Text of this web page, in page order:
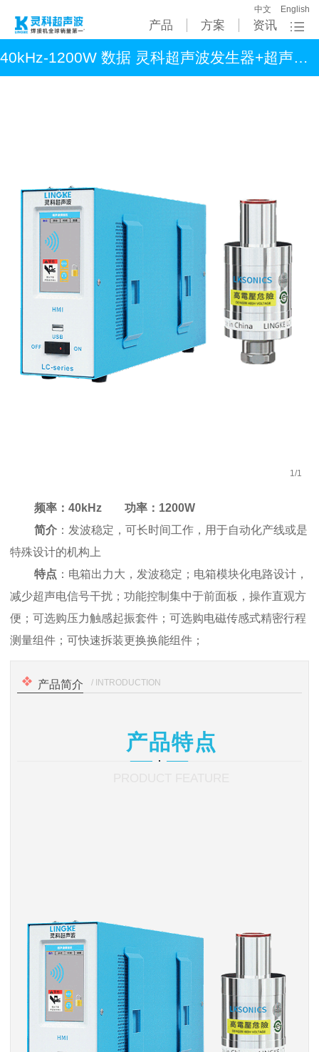
产品 方案 资讯
中文 English
1 /1
频率：40kHz 功率：1200W
简介：发波稳定，可长时间工作，用于自动化产线或是
特殊设计的机构上
特点 ：电箱出力大，发波稳定；电箱模块化电路设计，
减少超声电信号干扰；功能控制集中于前面板，操作直观方
便；可选购压力触感起振套件；可选购电磁传感式精密行程
测量组件；可快速拆装更换换能组件；
产品简介 / INTRODUCTION
产品特点